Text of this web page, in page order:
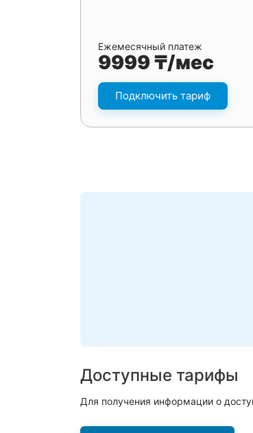
Ежемесячный платеж
9999 ₸/мес
Подключить тариф
Доступные тарифы
Для получения информации о